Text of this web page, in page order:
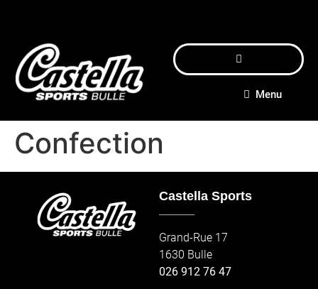
Menu
Confection
Castella Sports
Grand-Rue 17
1630 Bulle
026 912 76 47